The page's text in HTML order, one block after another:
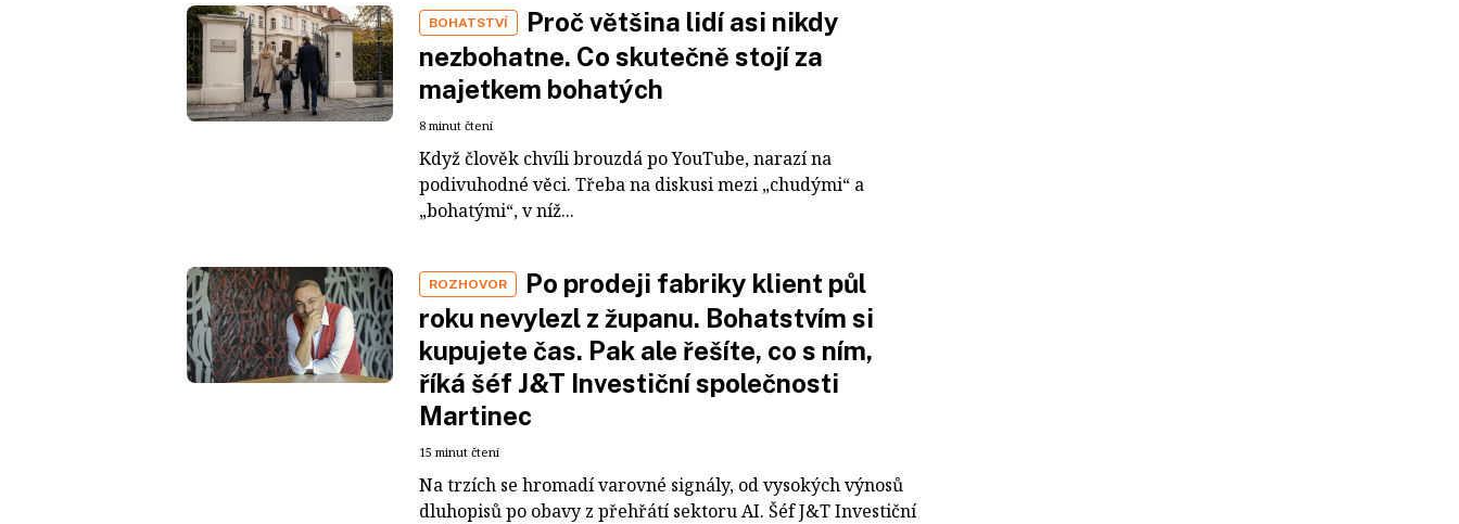
BOHATSTVÍ
Proč většina lidí asi nikdy
nezbohatne. Co skutečně stojí za
majetkem bohatých
8 minut čtení
Když člověk chvíli brouzdá po YouTube, narazí na
podivuhodné věci. Třeba na diskusi mezi „chudými“ a
„bohatými“, v níž...
ROZHOVOR
Po prodeji fabriky klient půl
roku nevylezl z županu. Bohatstvím si
kupujete čas. Pak ale řešíte, co s ním,
říká šéf J&T Investiční společnosti
Martinec
15 minut čtení
Na trzích se hromadí varovné signály, od vysokých výnosů
dluhopisů po obavy z přehřátí sektoru AI. Šéf J&T Investiční